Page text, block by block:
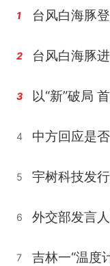
1 台风白海豚
2 台风白海豚
3
4
5 宇树科技发
6
7 吉林一“温度